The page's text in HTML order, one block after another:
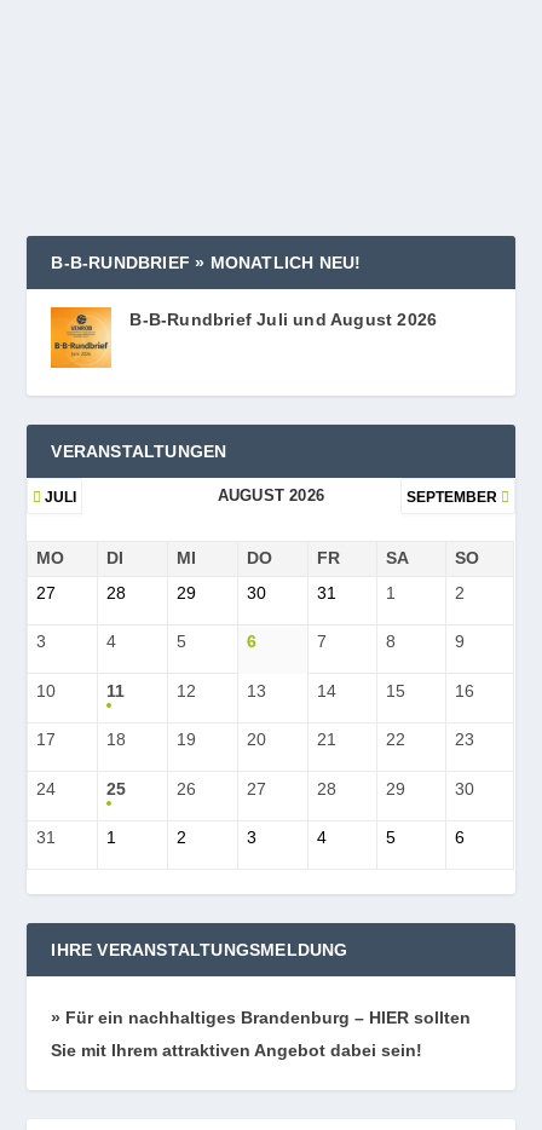
B‑B‑RUNDBRIEF » MONATLICH NEU!
B‑B-Rundbrief Juli und August 2026
VERANSTALTUNGEN
JULI AUGUST 2026 SEPTEMBER
MO DI MI DO FR SA
SO
27
28 29 30 31 1 2
3 4 5 6 7 8 9
10 11 12 13 14 15 16
17 18 19 20 21 22 23
24 25 26 27 28 29 30
31 1 2 3 4 5 6
IHRE VERANSTALTUNGSMELDUNG
» Für ein nach­hal­ti­ges Bran­den­burg – HIER soll­ten
Sie mit Ihrem attrak­ti­ven Ange­bot dabei sein!